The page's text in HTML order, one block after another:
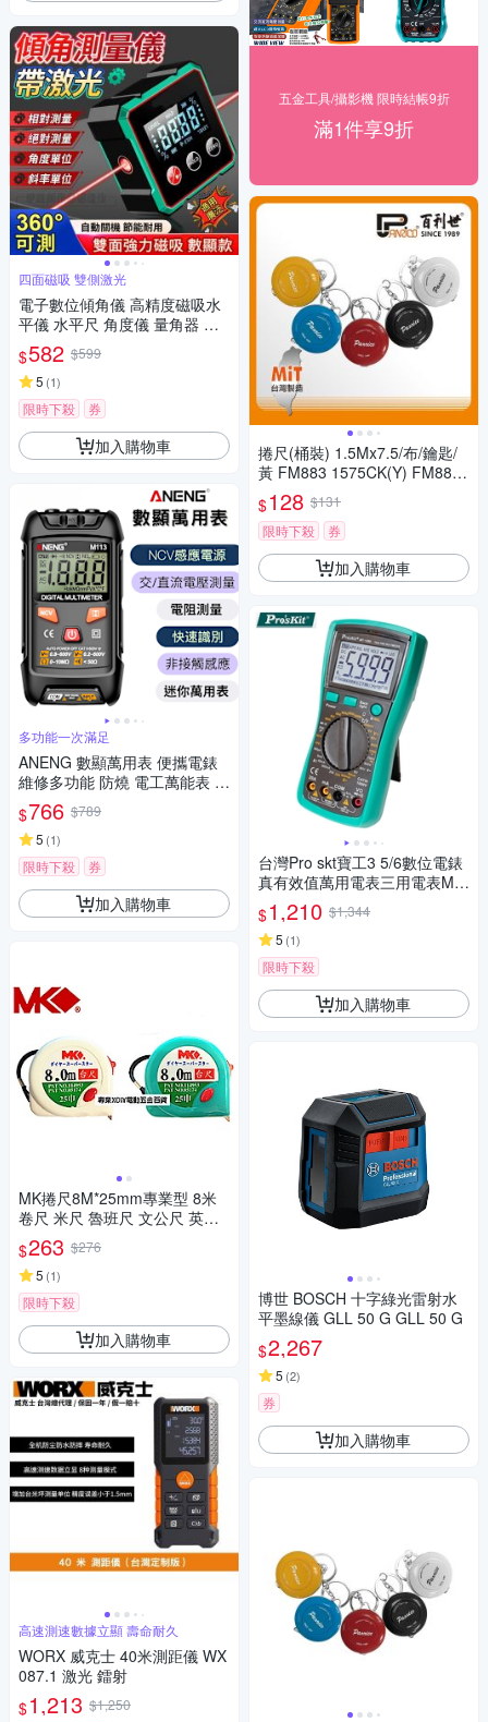
四面磁吸 雙側激光
電子數位傾角儀 高精度磁吸水
平儀 水平尺 角度儀 量角器 測
平儀 角度尺 角度測量
$582 $599
5 (1)
限時下殺 券
加入購物車
多功能一次滿足
ANENG 數顯萬用表 便攜電錶
維修多功能 防燒 電工萬能表 數
顯 萬用數字表 自動電表 DIY必
備
$766 $789
5 (1)
限時下殺 券
加入購物車
MK捲尺8M*25mm專業型 8米
卷尺 米尺 魯班尺 文公尺 英呎
量尺
$263 $276
5 (1)
限時下殺
加入購物車
高速測速數據立顯 壽命耐久
WORX 威克士 40米測距儀 WX
087.1 激光 鐳射
$1,213 $1,250
五金工具/攝影機 限時結帳9折
滿1件享9折
捲尺(桶裝) 1.5Mx7.5/布/鑰匙/
黃 FM883 1575CK(Y) FM883-
1575CK(Y)
$128 $131
限時下殺
券
加入購物車
台灣Pro skt寶工3 5/6數位電錶
真有效值萬用電表三用電表MT-
1280附探針(具線晶體測試,量
測交流電壓電容電阻溫度)公司
貨,享一年保固
$1,210 $1,344
5 (1)
限時下殺
加入購物車
博世 BOSCH 十字綠光雷射水
平墨線儀 GLL 50 G GLL 50 G
$2,267
5 (2)
券
加入購物車